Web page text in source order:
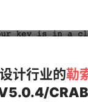
计行业的勒